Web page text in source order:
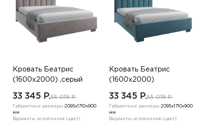
Кровать Беатрис
(1600х2000) ,серый
33 345 P.55 019 P.
Габаритные размеры:2095х1710х900
мм
Варианты исполнения (цвет):
Кровать Беатрис
(1600х2000)
33 345 P.55 019 P.
Габаритные размеры:2095х1710х900
мм
Варианты исполнения (цвет):